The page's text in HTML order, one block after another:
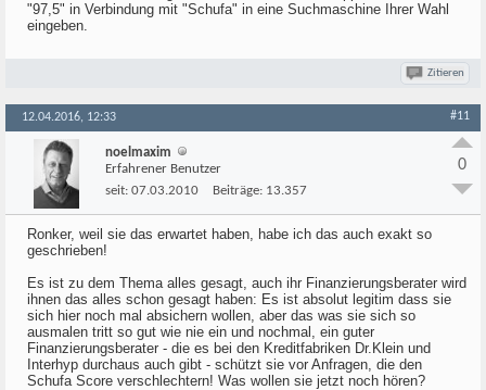
"97,5" in Verbindung mit "Schufa" in eine Suchmaschine Ihrer Wahl
eingeben.
Zitieren
12.04.2016, 12:33 #11
noelmaxim
Erfahrener Benutzer
seit: 07.03.2010 Beiträge: 13.357
0
Ronker, weil sie das erwartet haben, habe ich das auch exakt so
geschrieben!
Es ist zu dem Thema alles gesagt, auch ihr Finanzierungsberater wird
ihnen das alles schon gesagt haben: Es ist absolut legitim dass sie
sich hier noch mal absichern wollen, aber das was sie sich so
ausmalen tritt so gut wie nie ein und nochmal, ein guter
Finanzierungsberater - die es bei den Kreditfabriken Dr.Klein und
Interhyp durchaus auch gibt - schützt sie vor Anfragen, die den
Schufa Score verschlechtern! Was wollen sie jetzt noch hören?